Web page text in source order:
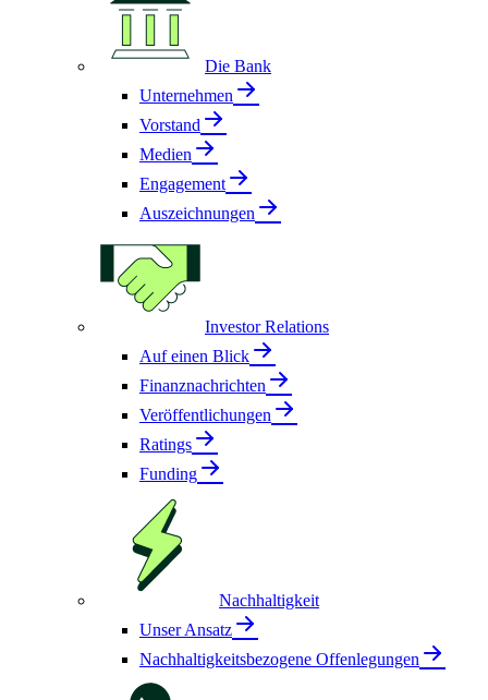
Die Bank
Unternehmen
Vorstand
Medien
Engagement
Auszeichnungen
Investor Relations
Auf einen Blick
Finanznachrichten
Veröffentlichungen
Ratings
Funding
Nachhaltigkeit
Unser Ansatz
Nachhaltigkeitsbezogene Offenlegungen